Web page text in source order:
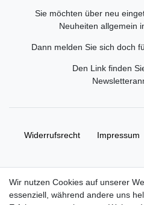
Sie möchten über neu
Neuheiten allgemein
Dann melden Sie sich doch
Den Link finden
Widerrufs­recht Impressum
Wir nutzen Cookies auf unserer
essenziell, während andere uns